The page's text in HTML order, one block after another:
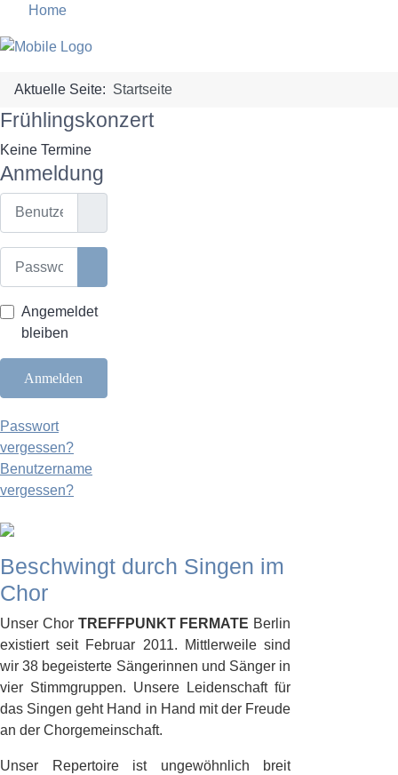
Home
Aktuelle Seite: Startseite
Frühlingskonzert
Keine Termine
Anmeldung
Angemeldet
bleiben
Anmelden
Passwort
vergessen?
Benutzername
vergessen?
Beschwingt durch Singen im
Chor
Unser Chor TREFFPUNKT FERMATE Berlin
existiert seit Februar 2011. Mittlerweile sind
wir 38 begeisterte Sängerinnen und Sänger in
vier Stimmgruppen. Unsere Leidenschaft für
das Singen geht Hand in Hand mit der Freude
an der Chorgemeinschaft.
Unser Repertoire ist ungewöhnlich breit